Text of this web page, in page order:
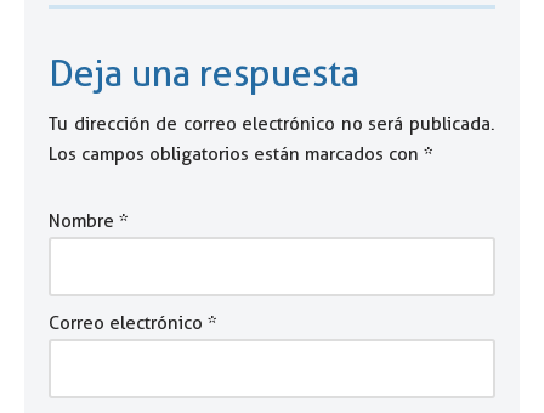
Deja una respuesta
Tu dirección de correo electrónico no será publicada.
Los campos obligatorios están marcados con *
Nombre *
Correo electrónico *